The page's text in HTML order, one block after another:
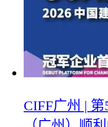
CIFF广州 |